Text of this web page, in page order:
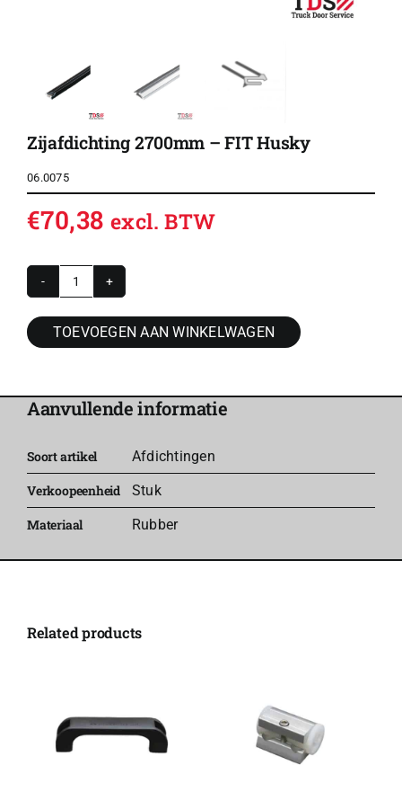
Zijafdichting 2700mm – FIT Husky
06.0075
€70,38 excl. BTW
Zijafdichting
2700mm
-
Husky
TOEVOEGEN AAN WINKELWAGEN
Aanvullende informatie
Soort artikel
Afdichtingen
Verkoopeenheid
Stuk
Materiaal
Rubber
Related products